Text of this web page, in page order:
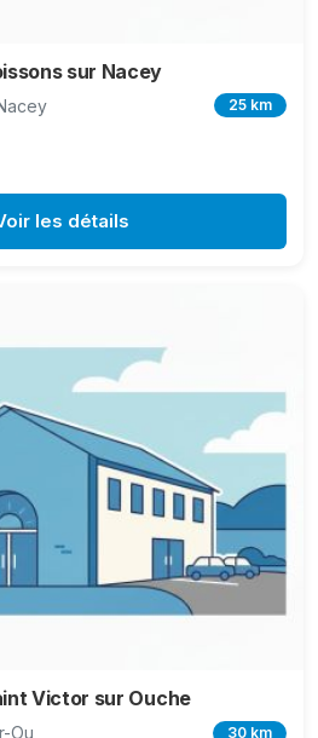
sur Nacey
25 km
les détails
Victor sur Ouche
Ou 30 km